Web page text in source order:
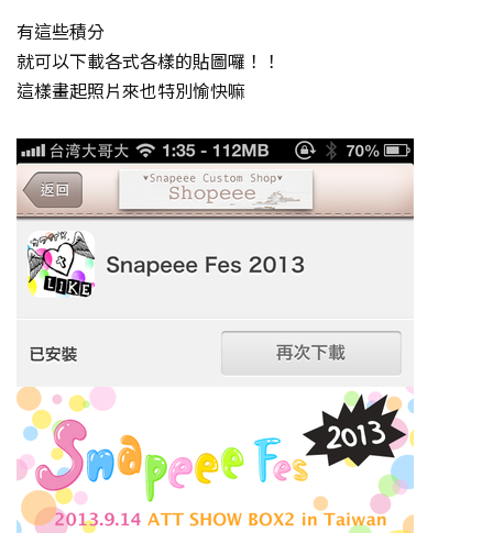
有這些積分
就可以下載各式各樣的貼圖囉！！
這樣畫起照片來也特別愉快嘛